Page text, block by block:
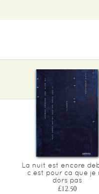
La nuit est encore
c est pour ca que je
dors pas
£12.50